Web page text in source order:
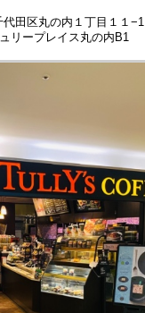
代田区丸の内１丁目１１−1
リープレイス丸の内B1